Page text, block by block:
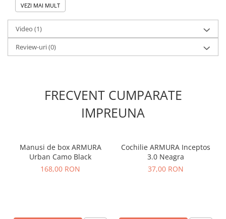
Recomandată pentru antrenamente și competiții, această
proteză oferă protecție eficientă în sporturi de contact, fără să
compromită confortul.
Important:
Produsele returnate trebuie să fie în aceeași stare în
care au fost livrate – fără urme de utilizare, în ambalajul original,
cu toate accesoriile, etichetele intacte și documentele aferente.
VEZI MAI MULT
Video (1)
Review-uri(0)
FRECVENT CUMPARATE
IMPREUNA
Manusi de box ARMURA
Urban Camo Black
168,00 RON
Cochilie ARMURA Inceptos
3.0 Neagra
37,00 RON